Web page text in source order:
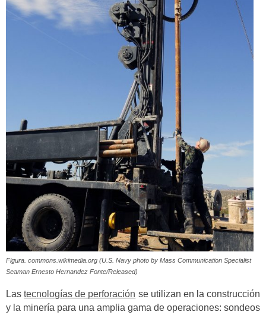
Figura. commons.wikimedia.org (U.S. Navy photo by Mass Communication Specialist
Seaman Ernesto Hernandez Fonte/Released)
Lastecnologías de perforación se utilizan en la construcción
y la minería para una amplia gama de operaciones: sondeos